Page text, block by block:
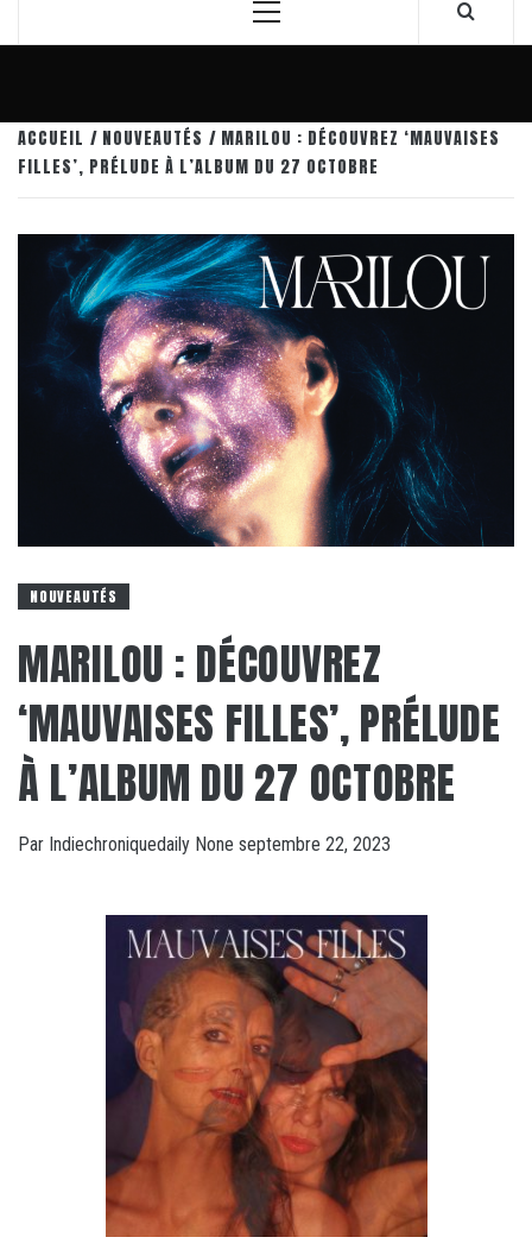
Menu
ACCUEIL NOUVEAUTÉS
MARILOU : DÉCOUVREZ ‘MAUVAISES
FILLES’, PRÉLUDE À L’ALBUM DU 27 OCTOBRE
NOUVEAUTÉS
MARILOU : DÉCOUVREZ
‘MAUVAISES FILLES’, PRÉLUDE
À L’ALBUM DU 27 OCTOBRE
Par Indiechroniquedaily None septembre 22, 2023